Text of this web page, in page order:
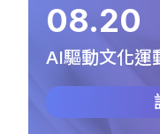
08.20
AI驅動文化運